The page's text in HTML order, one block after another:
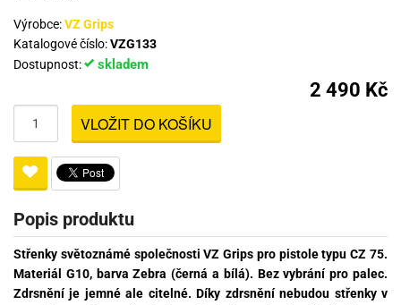
Výrobce:VZ Grips
Katalogové číslo:VZG133
Dostupnost:
skladem
2 490 Kč
VLOŽIT DO KOŠÍKU
Popis produktu
Střenky světoznámé společnosti VZ Grips pro pistole typu CZ 75.
Materiál G10, barva Zebra (černá a bílá). Bez vybrání pro palec.
Zdrsnění je jemné ale citelné. Díky zdrsnění nebudou střenky v